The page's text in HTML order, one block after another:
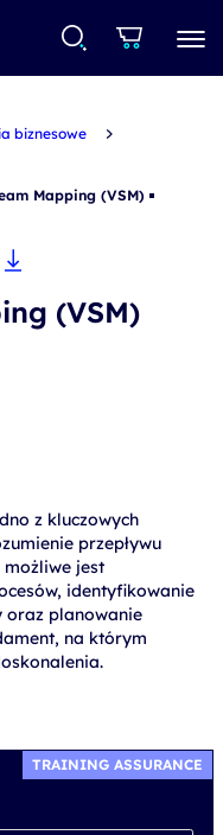
biznesowe
Mapping (VSM)
(VSM)
z kluczowych
przepływu
jest
identyfikowanie
oraz planowanie
na którym
TRAINING ASSURANCE